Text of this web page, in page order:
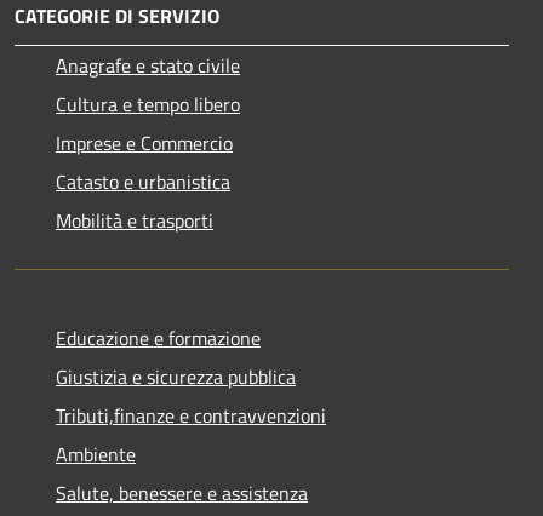
CATEGORIE DI SERVIZIO
Anagrafe e stato civile
Cultura e tempo libero
Imprese e Commercio
Catasto e urbanistica
Mobilità e trasporti
Educazione e formazione
Giustizia e sicurezza pubblica
Tributi,finanze e contravvenzioni
Ambiente
Salute, benessere e assistenza